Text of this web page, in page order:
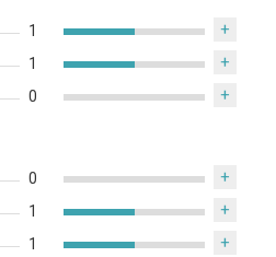
1 +
1 +
0 +
0 +
1 +
1 +